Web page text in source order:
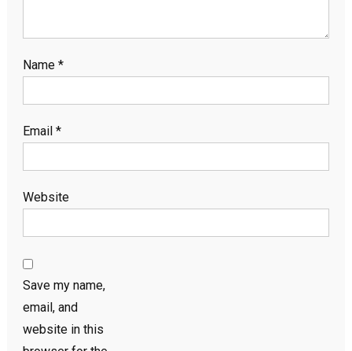
Name *
Email *
Website
Save my name,
email, and
website in this